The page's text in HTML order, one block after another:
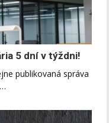
5 dní v týždni!
publikovaná správa